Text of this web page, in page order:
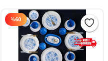
%60